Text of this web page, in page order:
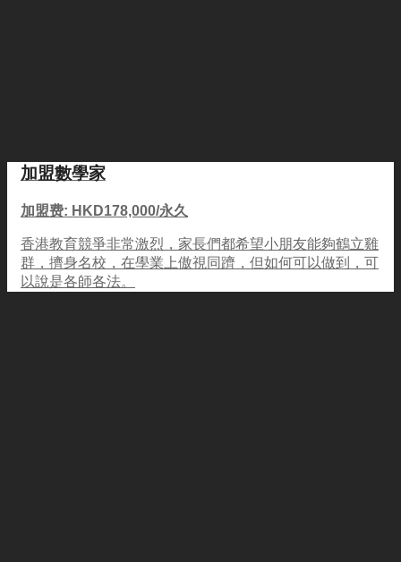
加盟數學家
加盟费: HKD178,000/永久
香港教育競爭非常激烈，家長們都希望小朋友能夠鶴立雞
群，擠身名校，在學業上傲視同躋，但如何可以做到，可
以說是各師各法。